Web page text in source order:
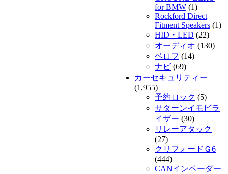
for BMW (1)
Rockford Direct
Fitment Speakers (1)
HID・LED (22)
オーディオ (130)
ベロフ (14)
ナビ (69)
カーセキュリティー
(1,955)
予約ロック (5)
サターンイモビラ
イザー (30)
リレーアタック
(27)
クリフォードＧ6
(444)
CANインベーダー